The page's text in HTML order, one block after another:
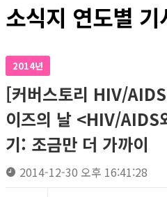
소식지 연도별 기
2014년
[커버스토리 HIV/
이즈의 날 <HIV/AIDS
기: 조금만 더 가까이
2014-12-30 오후 16:41:28